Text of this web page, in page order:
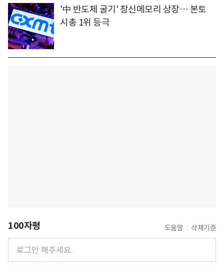
'中 반도체 굴기' 창신메모리 상장… 본토
시총 1위 등극
100자평 도움말 삭제기준